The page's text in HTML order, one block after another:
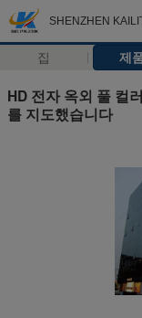
SHENZHEN
집 제
HD 전자 옥외 풀 컬
를 지도했습니다